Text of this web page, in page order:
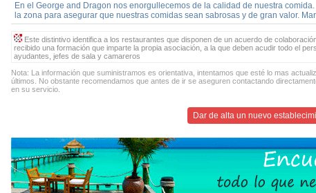
En el George and Dragon nos enorgullecemos de la calidad de nuestra
la zona para asegurar que nuestras comidas sean sabrosas y de gran valor.
Este distintivo identifica a los restaurantes que disponen de un acuerdo de
recibido una formación que imparte la propia asociación, a la que deben acudir todo el
ayudantes, jefes de sala y camareros
Nota: La información que suministramos es orientativa, intentamos que esté lo mas
últimos. No obstante recomendamos que antes de ir se aseguren contactando
en su servicio.
Dar de alta un nuevo